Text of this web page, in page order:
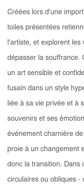
Créées lors d'une
toiles présentées
l'artiste, et explorent
dépasser la souffrance.
un art sensible et
fusain dans un style
liée à sa vie privée et à
souvenirs et ses
événement charnière
proie à un changement
donc la transition. Dans
circulaires ou obliques -